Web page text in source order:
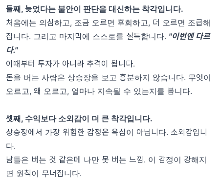
둘째, 늦었다는 불안이 판단을 대신하는 착각입니다.
처음에는 의심하고, 조금 오르면 후회하고, 더 오르면 조급해
집니다. 그리고 마지막에 스스로를 설득합니다. "이번엔 다르
다."
이때부터 투자가 아니라 추격이 됩니다.
돈을 버는 사람은 상승장을 보고 흥분하지 않습니다. 무엇이
오르고, 왜 오르고, 얼마나 지속될 수 있는지를 봅니다.
셋째, 수익보다 소외감이 더 큰 착각입니다.
상승장에서 가장 위험한 감정은 욕심이 아닙니다. 소외감입니
다.
남들은 버는 것 같은데 나만 못 버는 느낌. 이 감정이 강해지
면 원칙이 무너집니다.